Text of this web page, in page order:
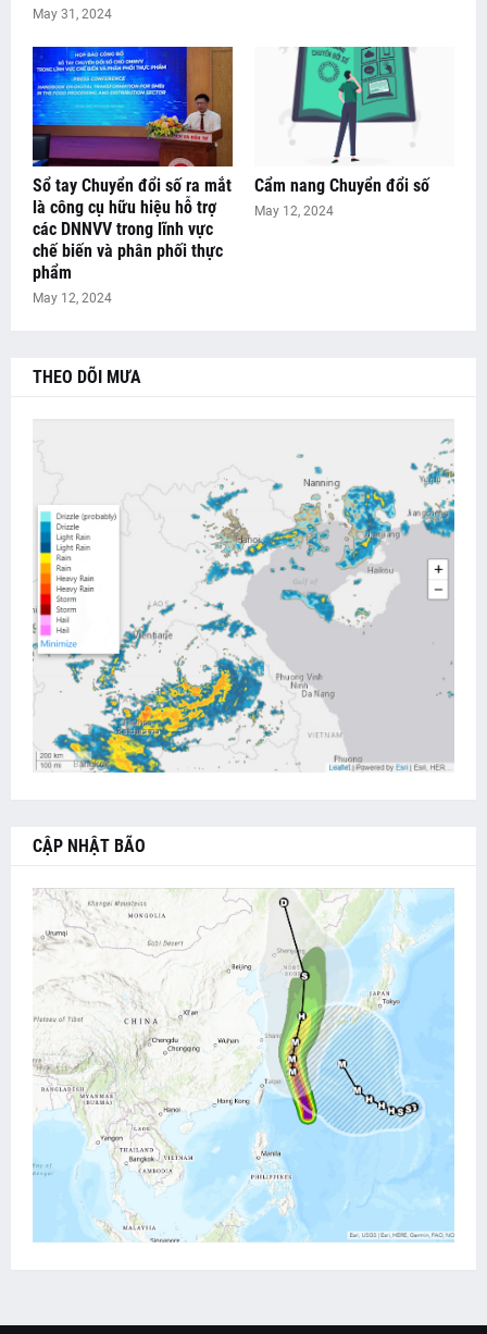
May 31, 2024
Sổ tay Chuyển đổi số ra mắt
là công cụ hữu hiệu hỗ trợ
các DNNVV trong lĩnh vực
chế biến và phân phối thực
phẩm
May 12, 2024
Cẩm nang Chuyển đổi số
May 12, 2024
THEO DÕI MƯA
CẬP NHẬT BÃO